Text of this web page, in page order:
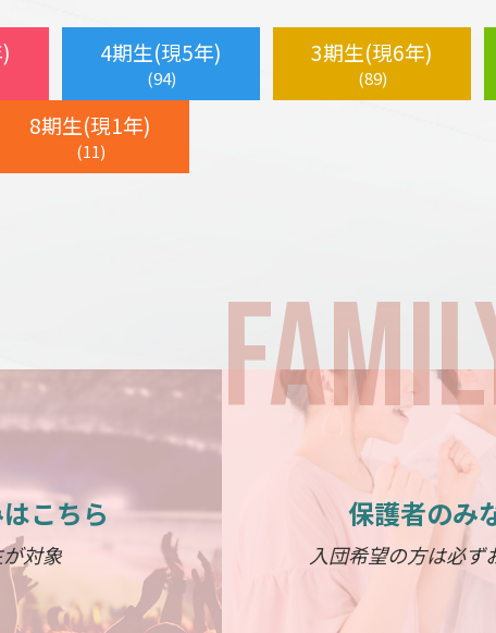
4期生(現5年)
(94)
3期生(現6年)
(89)
8期生(現1年)
(11)
こちら
対象
保護者のみ
入団希望の方は必ず